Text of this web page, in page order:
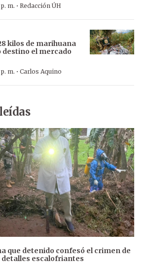
m. · Redacción ÚH
kilos de marihuana
destino el mercado
m. · Carlos Aquino
que detenido confesó el crimen de
detalles escalofriantes